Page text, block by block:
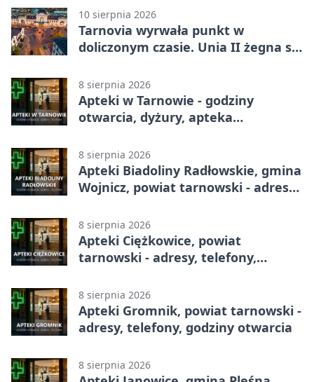
10 sierpnia 2026
Tarnovia wyrwała punkt w
doliczonym czasie. Unia II żegna się
8 sierpnia 2026
Apteki w Tarnowie - godziny
otwarcia, dyżury, apteka
8 sierpnia 2026
Apteki Biadoliny Radłowskie, gmina
Wojnicz, powiat tarnowski - adresy,
8 sierpnia 2026
Apteki Ciężkowice, powiat
tarnowski - adresy, telefony,
8 sierpnia 2026
Apteki Gromnik, powiat tarnowski -
adresy, telefony, godziny otwarcia
8 sierpnia 2026